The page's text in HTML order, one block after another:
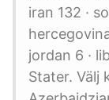
iran 132 ·
jordan 6 ·
Stater. Välj